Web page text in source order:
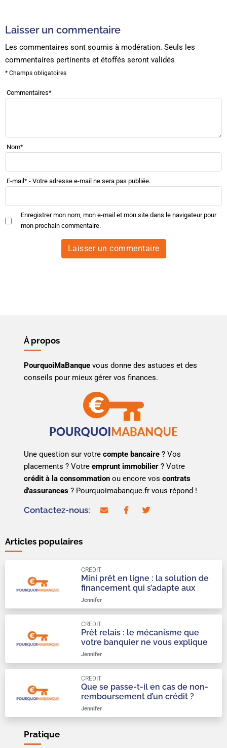
Laisser un commentaire
Les commentaires sont soumis à modération. Seuls les
commentaires pertinents et étoffés seront validés
* Champs obligatoires
Commentaires*
Nom*
E-mail* - Votre adresse e-mail ne sera pas publiée.
Enregistrer mon nom, mon e-mail et mon site dans le navigateur pour
mon prochain commentaire.
À propos
PourquoiMaBanque vous donne des astuces et des
conseils pour mieux gérer vos finances.
Une question sur votrecompte bancaire ? Vos
placements ? Votreemprunt immobilier ? Votre
crédit à la consommation ou encore voscontrats
d'assurances ? Pourquoimabanque.fr vous répond !
Contactez-nous: contact@pourquoimabanque.fr
facebooktwitter
Articles populaires
Mini prêt en ligne : la solution de
financement qui s’adapte aux
urgences du quotidien
CREDIT
Jennifer
Prêt relais : le mécanisme que
votre banquier ne vous explique
qu’à moitié
CREDIT
Jennifer
Que se passe-t-il en cas de non-
remboursement d’un crédit ?
CREDIT
Jennifer
Pratique